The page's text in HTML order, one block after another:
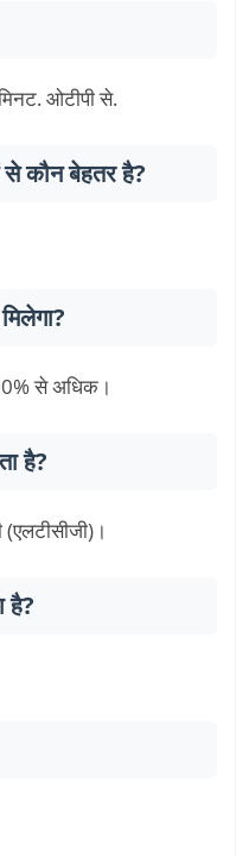
ओटीपी से.
कौन बेहतर है?
से अधिक।
है?
है?